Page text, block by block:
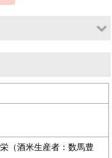
（酒米生産者：数馬豊